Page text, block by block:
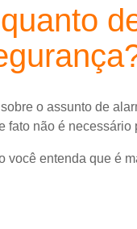
o assunto de
não é
você entenda que é